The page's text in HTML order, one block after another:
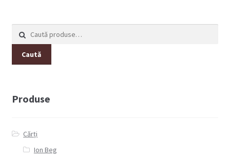
după:
Caută
Produse
Cărți
Ion Beg